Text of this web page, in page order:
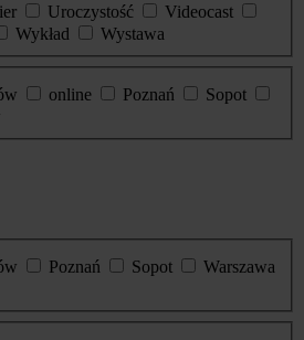
Uroczystość
Videocast
Wykład
Wystawa
online Poznań
Sopot
Poznań Sopot
Warszawa